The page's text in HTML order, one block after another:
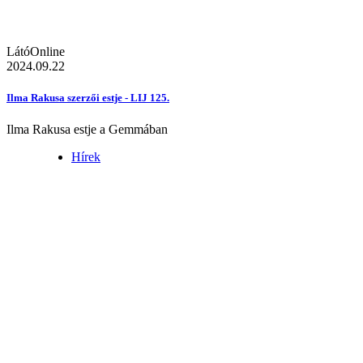
LátóOnline
2024.09.22
Ilma Rakusa szerzői estje - LIJ 125.
Ilma Rakusa estje a Gemmában
Hírek